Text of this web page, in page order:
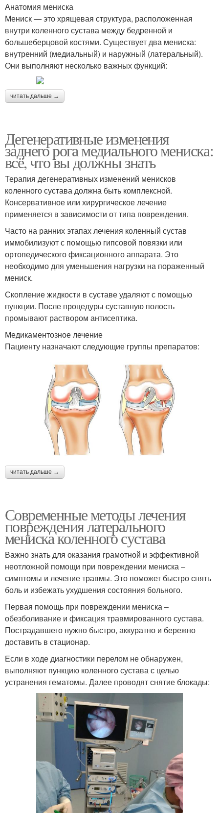
Анатомия мениска
Мениск — это хрящевая структура, расположенная
внутри коленного сустава между бедренной и
большеберцовой костями. Существует два мениска:
внутренний (медиальный) и наружный (латеральный).
Они выполняют несколько важных функций:
читать дальше →
Дегенеративные изменения
заднего рога медиального мениска:
всё, что вы должны знать
Терапия дегенеративных изменений менисков
коленного сустава должна быть комплексной.
Консервативное или хирургическое лечение
применяется в зависимости от типа повреждения.
Часто на ранних этапах лечения коленный сустав
иммобилизуют с помощью гипсовой повязки или
ортопедического фиксационного аппарата. Это
необходимо для уменьшения нагрузки на пораженный
мениск.
Скопление жидкости в суставе удаляют с помощью
пункции. После процедуры суставную полость
промывают раствором антисептика.
Медикаментозное лечение
Пациенту назначают следующие группы препаратов:
читать дальше →
Современные методы лечения
повреждения латерального
мениска коленного сустава
Важно знать для оказания грамотной и эффективной
неотложной помощи при повреждении мениска –
симптомы и лечение травмы. Это поможет быстро снять
боль и избежать ухудшения состояния больного.
Первая помощь при повреждении мениска –
обезболивание и фиксация травмированного сустава.
Пострадавшего нужно быстро, аккуратно и бережно
доставить в стационар.
Если в ходе диагностики перелом не обнаружен,
выполняют пункцию коленного сустава с целью
устранения гематомы. Далее проводят снятие блокады: